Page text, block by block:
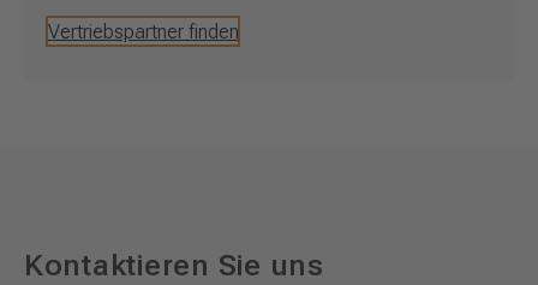
Vertriebspartner finden
Kontaktieren Sie uns